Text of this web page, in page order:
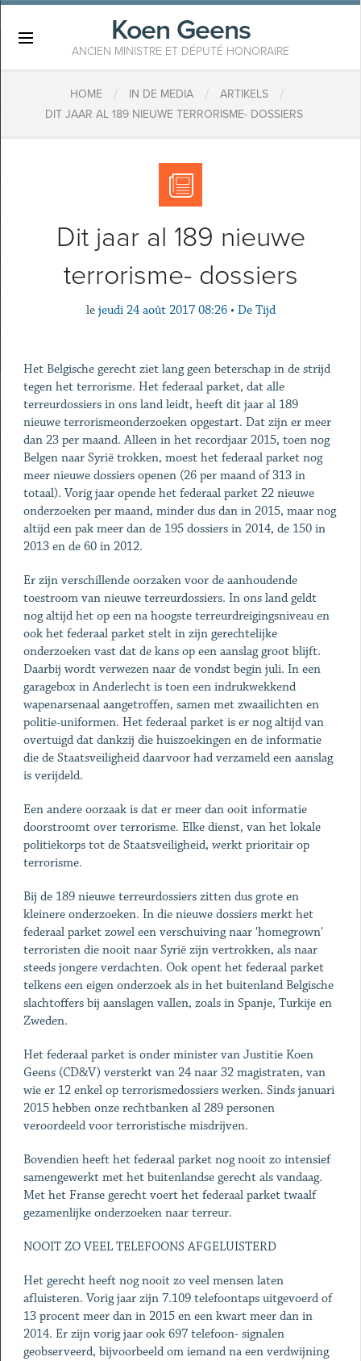
Koen Geens
ANCIEN MINISTRE ET DÉPUTÉ HONORAIRE
HOME / IN DE MEDIA / ARTIKELS /
DIT JAAR AL 189 NIEUWE TERRORISME- DOSSIERS
Dit jaar al 189 nieuwe
terrorisme- dossiers
le jeudi 24 août 2017 08:26 • De Tijd
Het Belgische gerecht ziet lang geen beterschap in de strijd
tegen het terrorisme. Het federaal parket, dat alle
terreurdossiers in ons land leidt, heeft dit jaar al 189
nieuwe terrorismeonderzoeken opgestart. Dat zijn er meer
dan 23 per maand. Alleen in het recordjaar 2015, toen nog
Belgen naar Syrië trokken, moest het federaal parket nog
meer nieuwe dossiers openen (26 per maand of 313 in
totaal). Vorig jaar opende het federaal parket 22 nieuwe
onderzoeken per maand, minder dus dan in 2015, maar nog
altijd een pak meer dan de 195 dossiers in 2014, de 150 in
2013 en de 60 in 2012.
Er zijn verschillende oorzaken voor de aanhoudende
toestroom van nieuwe terreurdossiers. In ons land geldt
nog altijd het op een na hoogste terreurdreigingsniveau en
ook het federaal parket stelt in zijn gerechtelijke
onderzoeken vast dat de kans op een aanslag groot blijft.
Daarbij wordt verwezen naar de vondst begin juli. In een
garagebox in Anderlecht is toen een indrukwekkend
wapenarsenaal aangetroffen, samen met zwaailichten en
politie-uniformen. Het federaal parket is er nog altijd van
overtuigd dat dankzij die huiszoekingen en de informatie
die de Staatsveiligheid daarvoor had verzameld een aanslag
is verijdeld.
Een andere oorzaak is dat er meer dan ooit informatie
doorstroomt over terrorisme. Elke dienst, van het lokale
politiekorps tot de Staatsveiligheid, werkt prioritair op
terrorisme.
Bij de 189 nieuwe terreurdossiers zitten dus grote en
kleinere onderzoeken. In die nieuwe dossiers merkt het
federaal parket zowel een verschuiving naar 'homegrown'
terroristen die nooit naar Syrië zijn vertrokken, als naar
steeds jongere verdachten. Ook opent het federaal parket
telkens een eigen onderzoek als in het buitenland Belgische
slachtoffers bij aanslagen vallen, zoals in Spanje, Turkije en
Zweden.
Het federaal parket is onder minister van Justitie Koen
Geens (CD&V) versterkt van 24 naar 32 magistraten, van
wie er 12 enkel op terrorismedossiers werken. Sinds januari
2015 hebben onze rechtbanken al 289 personen
veroordeeld voor terroristische misdrijven.
Bovendien heeft het federaal parket nog nooit zo intensief
samengewerkt met het buitenlandse gerecht als vandaag.
Met het Franse gerecht voert het federaal parket twaalf
gezamenlijke onderzoeken naar terreur.
NOOIT ZO VEEL TELEFOONS AFGELUISTERD
Het gerecht heeft nog nooit zo veel mensen laten
afluisteren. Vorig jaar zijn 7.109 telefoontaps uitgevoerd of
13 procent meer dan in 2015 en een kwart meer dan in
2014. Er zijn vorig jaar ook 697 telefoon- signalen
geobserveerd, bijvoorbeeld om iemand na een verdwijning